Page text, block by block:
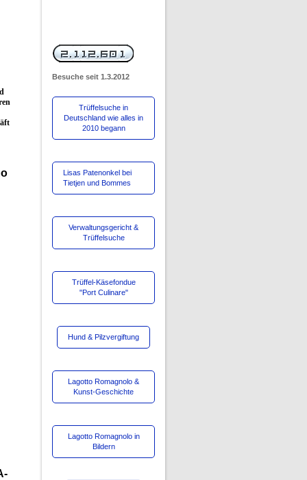
Besuche seit 1.3.2012
Trüffelsuche in
Deutschland wie alles in
2010 begann
Lisas Patenonkel bei
Tietjen und Bommes
Verwaltungsgericht &
Trüffelsuche
Trüffel-Käsefondue
"Port Culinare"
Hund & Pilzvergiftung
Lagotto Romagnolo &
Kunst-Geschichte
Lagotto Romagnolo in
Bildern